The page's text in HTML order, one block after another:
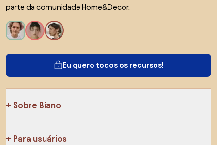
parte da comunidade Home&Decor.
Eu quero todos os recursos!
Sobre Biano
Para usuários